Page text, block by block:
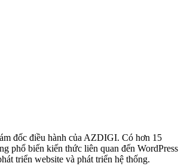
đốc điều hành của AZDIGI. Có hơn 15
phổ biến kiến thức liên quan đến WordPress
triển website và phát triển hệ thống.